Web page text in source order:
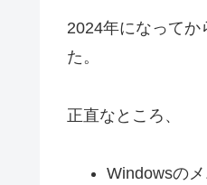
2024年になってか
た。
正直なところ、
Windowsの